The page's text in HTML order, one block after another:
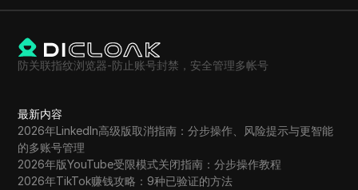
防关联指纹浏览器-防止账号封禁，安全管理多帐号
最新内容
2026年LinkedIn高级版取消指南：分步操作、风险提示与更智能
的多账号管理
2026年版YouTube受限模式关闭指南：分步操作教程
2026年TikTok赚钱攻略：9种已验证的方法